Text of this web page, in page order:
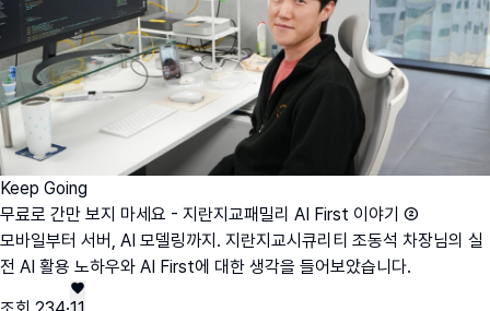
Keep Going
무료로 간만 보지 마세요 - 지란지교패밀리 AI First 이야기 ②
모바일부터 서버, AI 모델링까지. 지란지교시큐리티 조동석 차장님의 실
전 AI 활용 노하우와 AI First에 대한 생각을 들어보았습니다.